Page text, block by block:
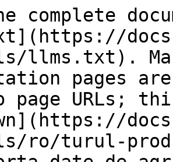
complete
llms.txt).
pages
page URLs;
ro/turul-